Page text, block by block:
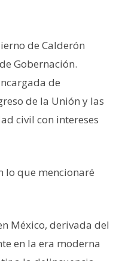
de Calderón
Gobernación.
de
de la Unión y las
civil con intereses
lo que mencionaré
México, derivada del
en la era moderna